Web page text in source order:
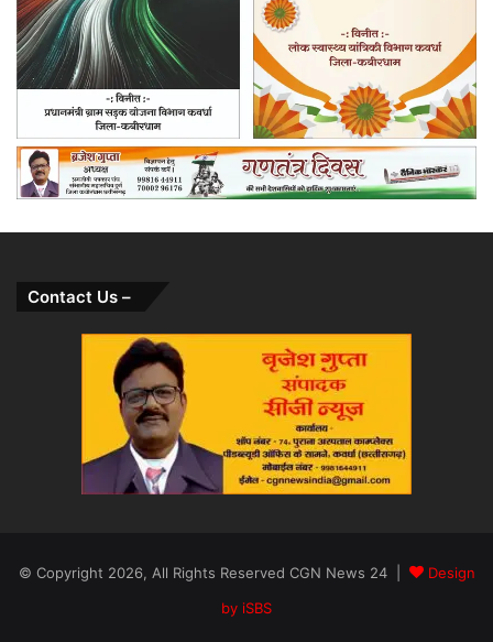
Contact Us –
© Copyright 2026, All Rights Reserved CGN News 24 |
Design
by iSBS